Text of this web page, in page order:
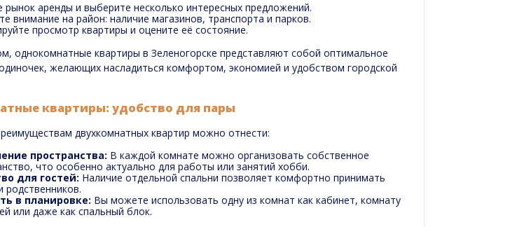
рынок аренды и выберите несколько интересных предложений.
внимание на район: наличие магазинов, транспорта и парков.
просмотр квартиры и оцените её состояние.
однокомнатные квартиры в Зеленогорске представляют собой оптимальное
желающих насладиться комфортом, экономией и удобством городской
квартиры: удобство для пары
двухкомнатных квартир можно отнести:
пространства: В каждой комнате можно организовать собственное
что особенно актуально для работы или занятий хобби.
для гостей: Наличие отдельной спальни позволяет комфортно принимать
родственников.
в планировке: Вы можете использовать одну из комнат как кабинет, комнату
или даже как спальный блок.